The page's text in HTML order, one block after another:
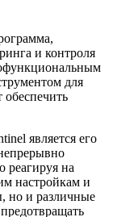
и контроля
для
обеспечить
является его
реагируя на
настройкам и
но и различные